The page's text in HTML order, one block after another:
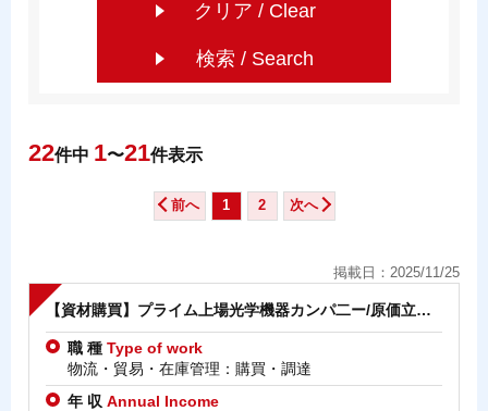
22件中 1〜21件表示
前へ 1 2 次へ
掲載日：2025/11/25
【資材購買】プライム上場光学機器カンパ二ー/原価立…
職 種 Type of work
物流・貿易・在庫管理：購買・調達
年 収 Annual Income